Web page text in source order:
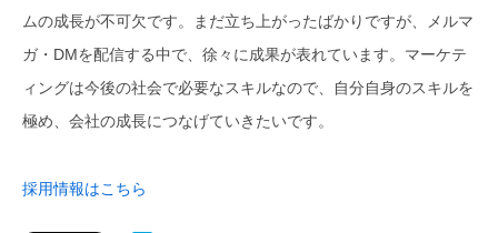
ムの成長が不可欠です。まだ立ち上がったばかりですが、メルマ
ガ・DMを配信する中で、徐々に成果が表れています。マーケテ
ィングは今後の社会で必要なスキルなので、自分自身のスキルを
極め、会社の成長につなげていきたいです。
採用情報はこちら